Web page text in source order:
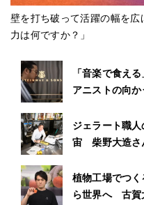
壁を打ち破って活躍の幅を
力は何ですか？」
「音楽で食え
アニストの向か
ジェラート職
宙 柴野大造さ
植物工場でつ
ら世界へ 古賀